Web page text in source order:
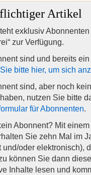
Artikel
exklusiv
zur Verfügung.
sind und bereits
bitte hier, um sich
sind, aber noch kein
nutzen Sie bitte
für Abonnenten.
Abonnent? Mit einem
Sie zehn Mal im
und/oder elektronisch),
können Sie dann
Inhalte lesen und